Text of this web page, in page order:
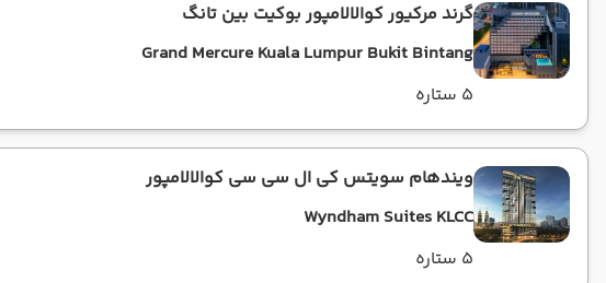
گرند مرکیور کوالالامپور بوکیت بین تانگ
Grand Mercure Kuala Lumpur Bukit Bintang
5 ستاره
ویندهام سویتس کی ال سی سی کوالالامپور
Wyndham Suites KLCC
5 ستاره